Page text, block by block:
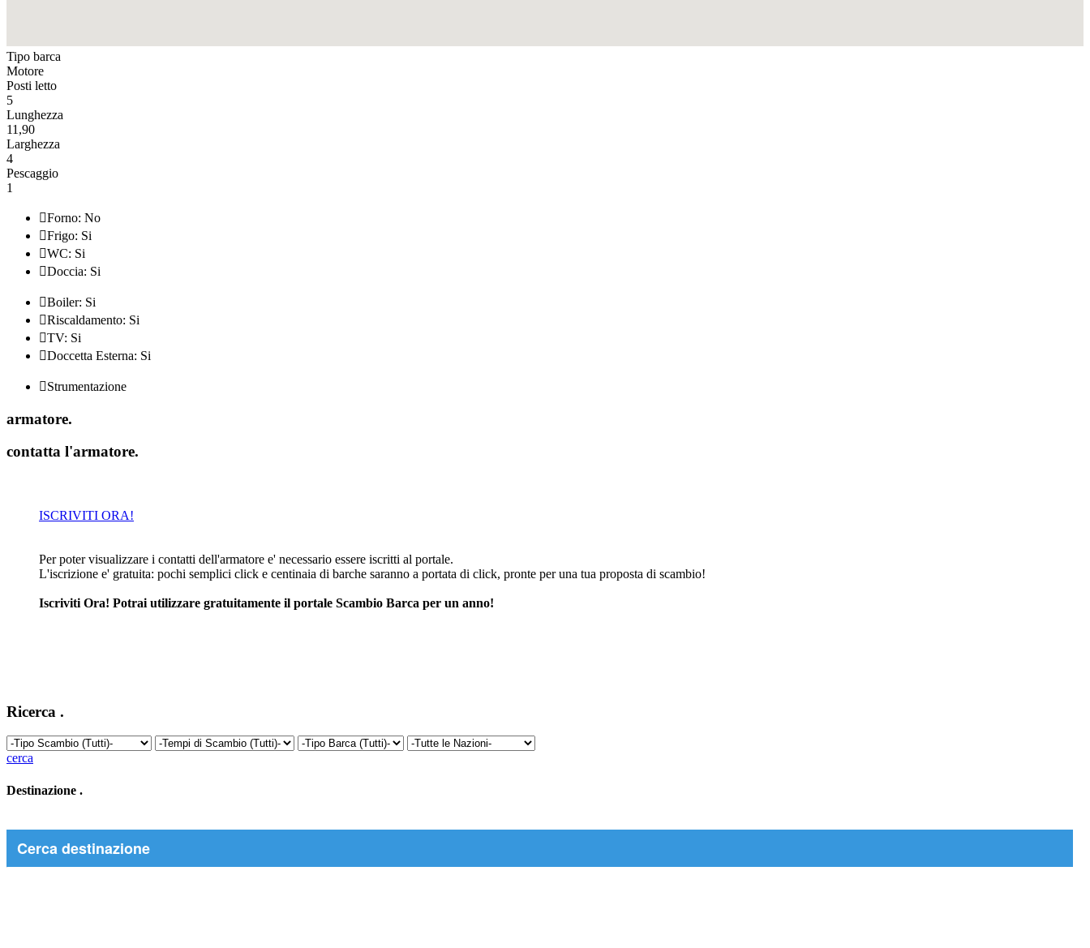
Tipo barca
Motore
Posti letto
5
Lunghezza
11,90
Larghezza
4
Pescaggio
1
Forno: No
Frigo: Si
WC: Si
Doccia: Si
Boiler: Si
Riscaldamento: Si
TV: Si
Doccetta Esterna: Si
Strumentazione
armatore.
contatta l'armatore.
ISCRIVITI ORA!
Per poter visualizzare i contatti dell'armatore e' necessario essere iscritti al portale.
L'iscrizione e' gratuita: pochi semplici click e centinaia di barche saranno a portata di click, pronte per una tua proposta di scambio!
Iscriviti Ora! Potrai utilizzare gratuitamente il portale Scambio Barca per un anno!
Ricerca .
cerca
Destinazione .